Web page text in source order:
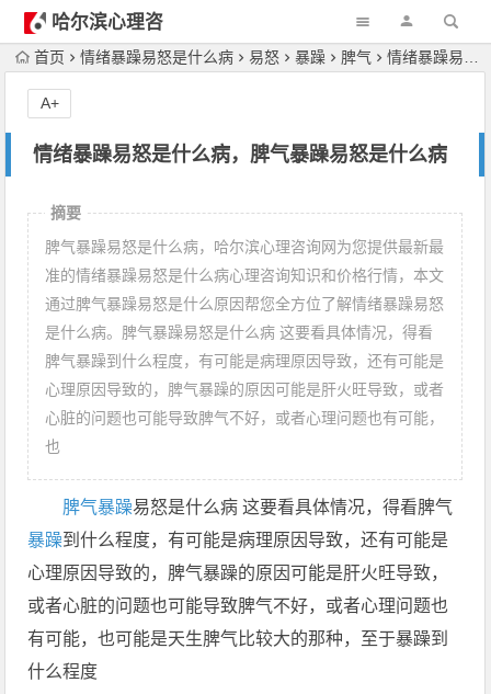
哈尔滨心理咨
询首页 情绪暴躁易怒是什么病 易怒 暴躁 脾气 情绪暴躁易怒是什么病，脾气暴躁易怒是什么病
情绪暴躁易怒是什么病，脾气暴躁易怒是什么病
A+
摘要
脾气暴躁易怒是什么病，哈尔滨心理咨询网为您提供最新最
准的情绪暴躁易怒是什么病心理咨询知识和价格行情，本文
通过脾气暴躁易怒是什么原因帮您全方位了解情绪暴躁易怒
是什么病。脾气暴躁易怒是什么病 这要看具体情况，得看
脾气暴躁到什么程度，有可能是病理原因导致，还有可能是
心理原因导致的，脾气暴躁的原因可能是肝火旺导致，或者
心脏的问题也可能导致脾气不好，或者心理问题也有可能，
也
脾气暴躁易怒是什么病 这要看具体情况，得看脾气
暴躁到什么程度，有可能是病理原因导致，还有可能是
心理原因导致的，脾气暴躁的原因可能是肝火旺导致，
或者心脏的问题也可能导致脾气不好，或者心理问题也
有可能，也可能是天生脾气比较大的那种，至于暴躁到
什么程度